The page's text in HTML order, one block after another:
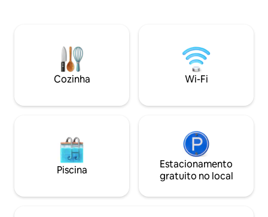
garagem, área de churrasco no quintal.
Tudo na casa é trabalhado pelos
proprietários com cuidado e com o
conforto dos hóspedes em mente.
protegido por um
garagem
o conforto
Cozinha Wi-Fi
Piscina
Estacionamento
gratuito no local